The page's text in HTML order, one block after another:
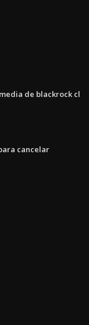
de blackrock cl
cancelar